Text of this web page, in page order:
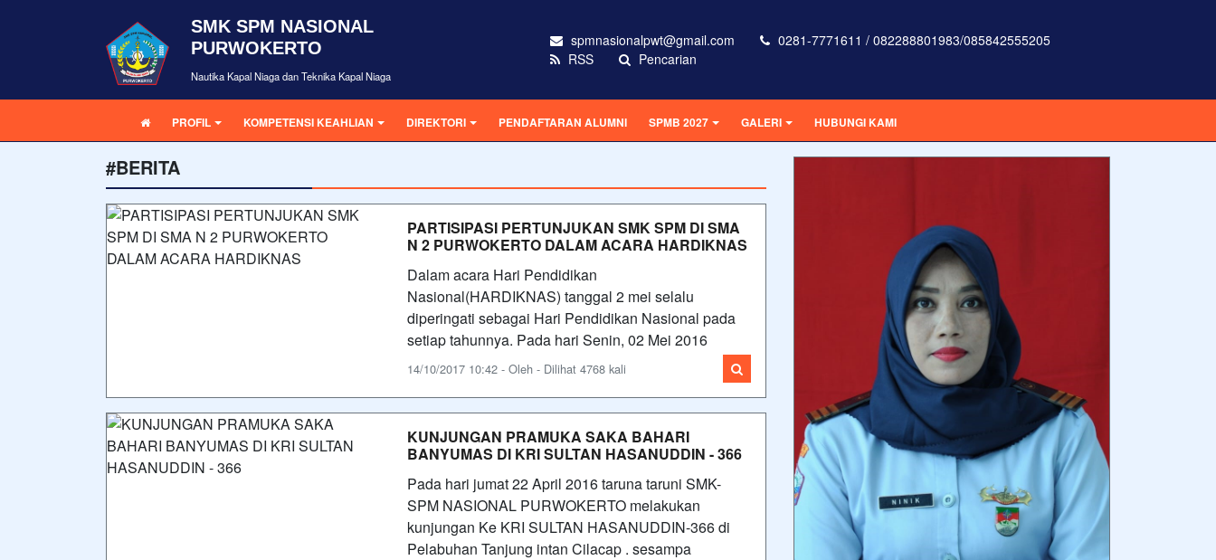
SMK SPM NASIONAL
PURWOKERTO
Nautika Kapal Niaga dan Teknika Kapal Niaga
spmnasionalpwt@gmail.com
0281-7771611 / 082288801983/085842555205
RSS
Pencarian
PROFIL KOMPETENSI KEAHLIAN DIREKTORI PENDAFTARAN ALUMNI SPMB 2027 GALERI HUBUNGI KAMI
#BERITA
PARTISIPASI PERTUNJUKAN SMK SPM DI SMA
N 2 PURWOKERTO DALAM ACARA HARDIKNAS
Dalam acara Hari Pendidikan
Nasional(HARDIKNAS) tanggal 2 mei selalu
diperingati sebagai Hari Pendidikan Nasional pada
setiap tahunnya. Pada hari Senin, 02 Mei 2016
14/10/2017 10:42 - Oleh - Dilihat 4768 kali
KUNJUNGAN PRAMUKA SAKA BAHARI
BANYUMAS DI KRI SULTAN HASANUDDIN - 366
Pada hari jumat 22 April 2016 taruna taruni SMK-
SPM NASIONAL PURWOKERTO melakukan
kunjungan Ke KRI SULTAN HASANUDDIN-366 di
Pelabuhan Tanjung intan Cilacap . sesampa